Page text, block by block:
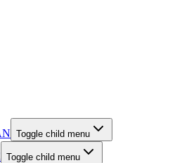
Toggle child menu
Toggle child menu